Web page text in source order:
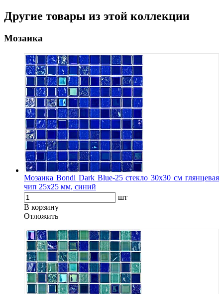
Другие товары из этой коллекции
Мозаика
Мозаика Bondi Dark Blue-25 стекло 30х30 см глянцевая
чип 25х25 мм, синий
шт
В корзину
Oтложить